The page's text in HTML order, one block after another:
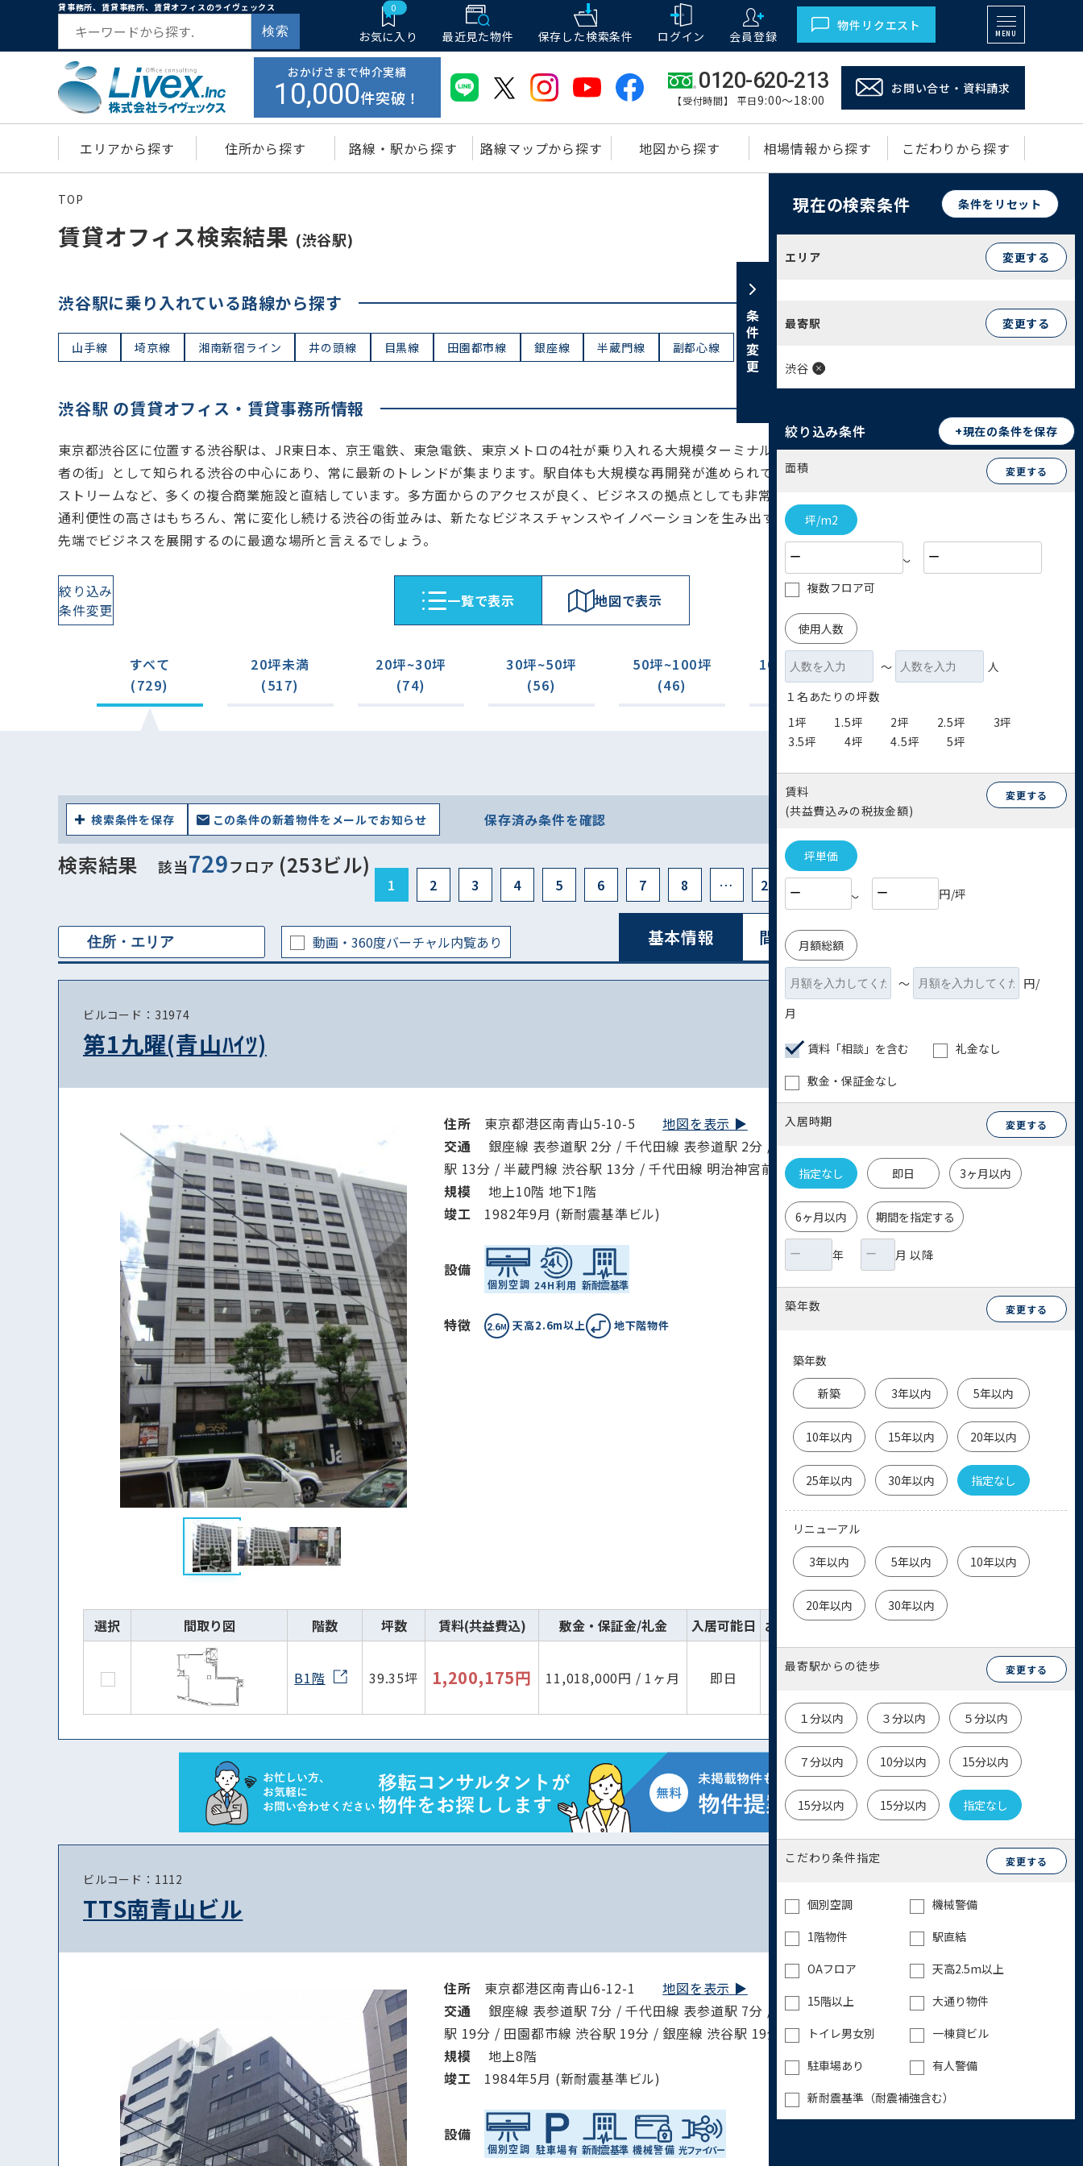
貸事務所、賃貸事務所、賃貸オフィスのライヴェックス
検索
0
お気に入り 最近見た物件 保存した検索条件 ログイン 会員登録
物件リクエスト
MENU
おかげさまで仲介実績
10,000件突破！
0120-620-213
【受付時間】 平日9:00～18:00
お問い合せ・資料請求
エリアから探す 住所から探す 路線・駅から探す 路線マップから探す 地図から探す 相場情報から探す こだわりから探す
TOP
条件変更
現在の検索条件 条件をリセット
エリア 変更する
最寄駅 変更する
渋谷
絞り込み条件 +現在の条件を保存
面積 変更する
坪/m2
〜
複数フロア可
使用人数
〜
人
１名あたりの坪数
1坪
1.5坪 2坪 2.5坪
3坪
3.5坪
4坪 4.5坪 5坪
賃料
(共益費込みの税抜金額)
変更する
坪単価
〜 円/坪
月額総額
〜
円/
月
賃料「相談」を含む
礼金なし
敷金・保証金なし
入居時期 変更する
指定なし 即日 3ヶ月以内
6ヶ月以内 期間を指定する
年 月 以降
築年数 変更する
築年数
新築 3年以内 5年以内
10年以内 15年以内 20年以内
25年以内 30年以内 指定なし
リニューアル
3年以内 5年以内 10年以内
20年以内 30年以内
最寄駅からの徒歩 変更する
１分以内 ３分以内 ５分以内
７分以内 10分以内 15分以内
15分以内 15分以内 指定なし
こだわり条件指定 変更する
個別空調
機械警備
1階物件
駅直結
OAフロア
天高2.5m以上
15階以上
大通り物件
トイレ男女別
一棟貸ビル
駐車場あり
有人警備
新耐震基準（耐震補強含む）
住所
から探す
路線・駅
から探す
賃貸オフィス検索結果 (渋谷駅)
渋谷駅に乗り入れている路線から探す
山手線 埼京線 湘南新宿ライン 井の頭線 目黒線 田園都市線 銀座線 半蔵門線 副都心線
渋谷駅 の賃貸オフィス・賃貸事務所情報
東京都渋谷区に位置する渋谷駅は、JR東日本、京王電鉄、東急電鉄、東京メトロの4社が乗り入れる大規模ターミナル駅です。日本屈指の繁華街であり、「若
者の街」として知られる渋谷の中心にあり、常に最新のトレンドが集まります。駅自体も大規模な再開発が進められており、渋谷スクランブルスクエアや渋谷
ストリームなど、多くの複合商業施設と直結しています。多方面からのアクセスが良く、ビジネスの拠点としても非常に高いポテンシャルを持っています。交
通利便性の高さはもちろん、常に変化し続ける渋谷の街並みは、新たなビジネスチャンスやイノベーションを生み出す刺激に満ちています。まさに、時代の最
先端でビジネスを展開するのに最適な場所と言えるでしょう。
絞り込み
条件変更
⼀覧で表⽰ 地図で表⽰
すべて
(729)
20坪未満
(517)
20坪~30坪
(74)
30坪~50坪
(56)
50坪~100坪
(46)
100坪~200坪
(20)
200坪以上
(16)
検索条件を保存 この条件の新着物件をメールでお知らせ 保存済み条件を確認
検索結果 該当729フロア (253ビル)
1 2 3 4 5 6 7 8 … 26
動画・360度バーチャル内覧あり 基本情報 間取り図表⽰
ビルコード：31974
第1九曜(青山ﾊｲﾂ)
住所 東京都港区南青山5-10-5地図を表示 ▶︎
交通
銀座線 表参道駅 2分 / 千代田線 表参道駅 2分 / 半蔵門線 表参道駅 2分 / 銀座線 渋谷
駅 13分 / 半蔵門線 渋谷駅 13分 / 千代田線 明治神宮前〈原宿〉駅 13分
規模
地上10階 地下1階
竣⼯ 1982年9月 (新耐震基準ビル)
設備
特徴 天高2.6m以上 地下階物件
選択 間取り図 階数 坪数 賃料(共益費込) 敷金・保証金/礼金 入居可能日 お気に入り 詳細 お問い合わせ
B1階 39.35坪 1,200,175円 11,018,000円 / 1ヶ月 即日
詳細を
ビルコード：1112
TTS南青山ビル
住所 東京都港区南青山6-12-1地図を表示 ▶︎
交通
銀座線 表参道駅 7分 / 千代田線 表参道駅 7分 / 半蔵門線 表参道駅 7分 / 埼京線 渋谷
駅 19分 / 田園都市線 渋谷駅 19分 / 銀座線 渋谷駅 19分
規模
地上8階
竣⼯ 1984年5月 (新耐震基準ビル)
設備